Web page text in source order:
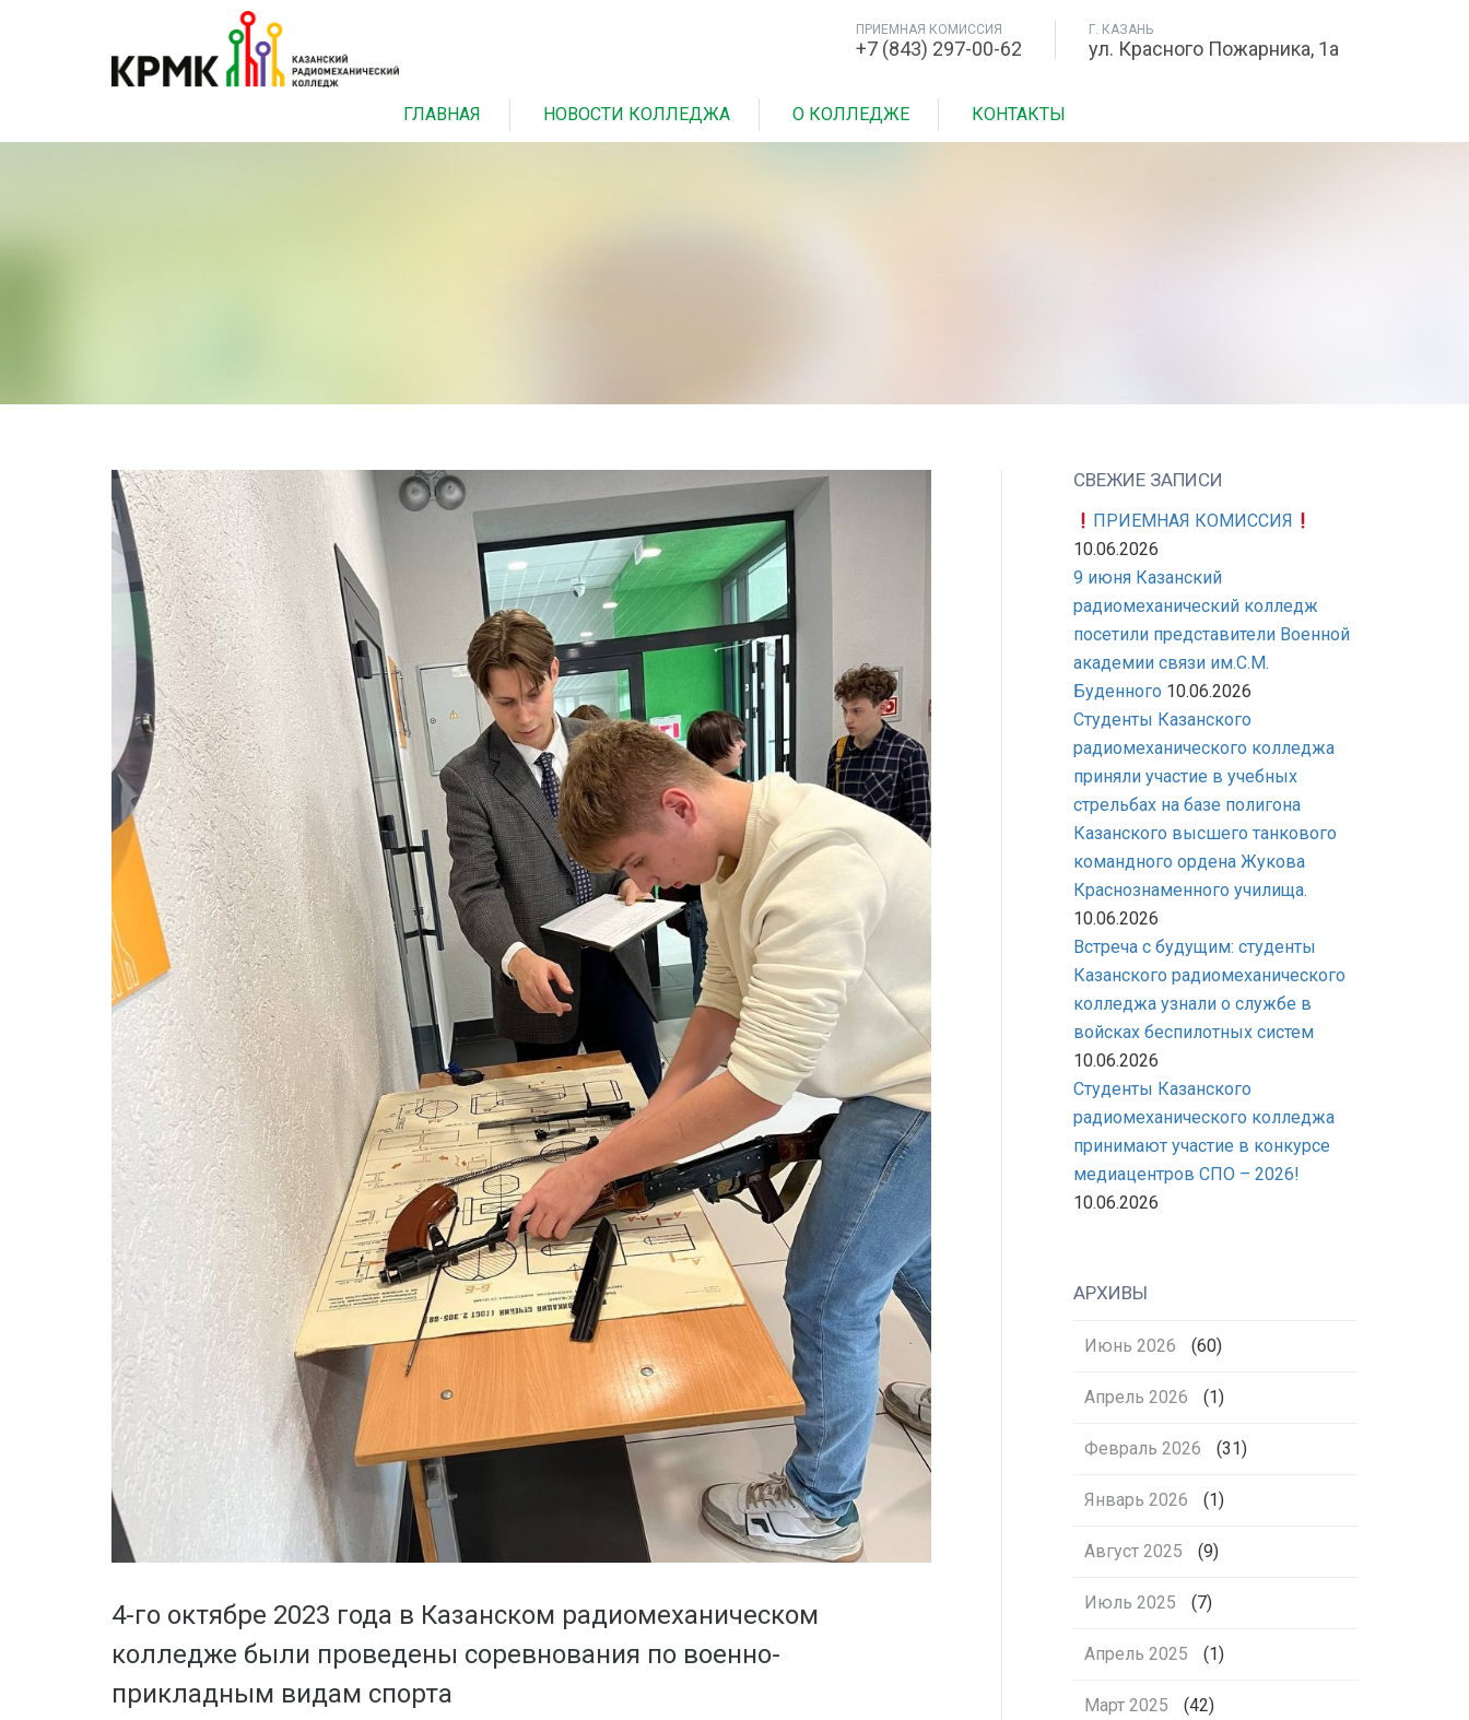
ПРИЕМНАЯ КОМИССИЯ
+7 (843) 297-00-62
Г. КАЗАНЬ
ул. Красного Пожарника, 1а
ГЛАВНАЯ НОВОСТИ КОЛЛЕДЖА О КОЛЛЕДЖЕ КОНТАКТЫ
4-го октябре 2023 года в Казанском радиомеханическом
колледже были проведены соревнования по военно-
прикладным видам спорта
СВЕЖИЕ ЗАПИСИ
ПРИЕМНАЯ КОМИССИЯ
10.06.2026
9 июня Казанский
радиомеханический колледж
посетили представители Военной
академии связи им.С.М.
Буденного 10.06.2026
Студенты Казанского
радиомеханического колледжа
приняли участие в учебных
стрельбах на базе полигона
Казанского высшего танкового
командного ордена Жукова
Краснознаменного училища.
10.06.2026
Встреча с будущим: студенты
Казанского радиомеханического
колледжа узнали о службе в
войсках беспилотных систем
10.06.2026
Студенты Казанского
радиомеханического колледжа
принимают участие в конкурсе
медиацентров СПО – 2026!
10.06.2026
АРХИВЫ
Июнь 2026 (60)
Апрель 2026 (1)
Февраль 2026 (31)
Январь 2026 (1)
Август 2025 (9)
Июль 2025 (7)
Апрель 2025 (1)
Март 2025 (42)